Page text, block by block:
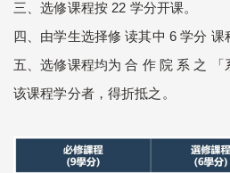
三、选修课程按 22 学分开课。
四、由学生选择修 读其中 6 学分 课
五、选修课程均为 合 作 院 系 之
该课程学分者，得折抵之。